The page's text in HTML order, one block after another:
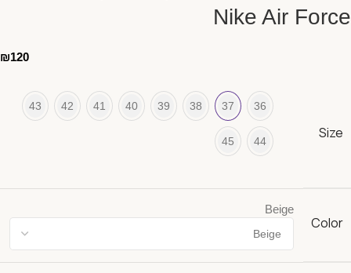
Nike Air Force
₪120
Size
36
37
38
39
40
41
42
43
44
45
Color
Beige